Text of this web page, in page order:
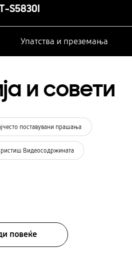
S5830I
Упатства и преземања
и совети
поставувани прашања
Видеосодржината
повеќе